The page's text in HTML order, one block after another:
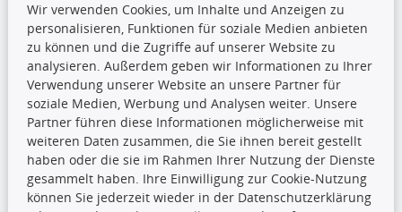
Top Produkte
Beleuchtung
Bremsbeläge
Bremsscheiben
Kupplungssatz
Querlenker
Radlager
Stoßdämpfer
Wir verwenden Cookies, um Inhalte und Anzeigen zu
personalisieren, Funktionen für soziale Medien anbieten
zu können und die Zugriffe auf unserer Website zu
analysieren. Außerdem geben wir Informationen zu Ihrer
Verwendung unserer Website an unsere Partner für
soziale Medien, Werbung und Analysen weiter. Unsere
Partner führen diese Informationen möglicherweise mit
weiteren Daten zusammen, die Sie ihnen bereit gestellt
haben oder die sie im Rahmen Ihrer Nutzung der Dienste
gesammelt haben. Ihre Einwilligung zur Cookie-Nutzung
können Sie jederzeit wieder in der Datenschutzerklärung